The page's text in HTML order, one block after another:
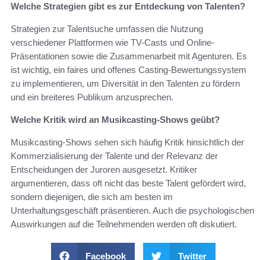
Welche Strategien gibt es zur Entdeckung von Talenten?
Strategien zur Talentsuche umfassen die Nutzung
verschiedener Plattformen wie TV-Casts und Online-
Präsentationen sowie die Zusammenarbeit mit Agenturen. Es
ist wichtig, ein faires und offenes Casting-Bewertungssystem
zu implementieren, um Diversität in den Talenten zu fördern
und ein breiteres Publikum anzusprechen.
Welche Kritik wird an Musikcasting-Shows geübt?
Musikcasting-Shows sehen sich häufig Kritik hinsichtlich der
Kommerzialisierung der Talente und der Relevanz der
Entscheidungen der Juroren ausgesetzt. Kritiker
argumentieren, dass oft nicht das beste Talent gefördert wird,
sondern diejenigen, die sich am besten im
Unterhaltungsgeschäft präsentieren. Auch die psychologischen
Auswirkungen auf die Teilnehmenden werden oft diskutiert.
Facebook Twitter